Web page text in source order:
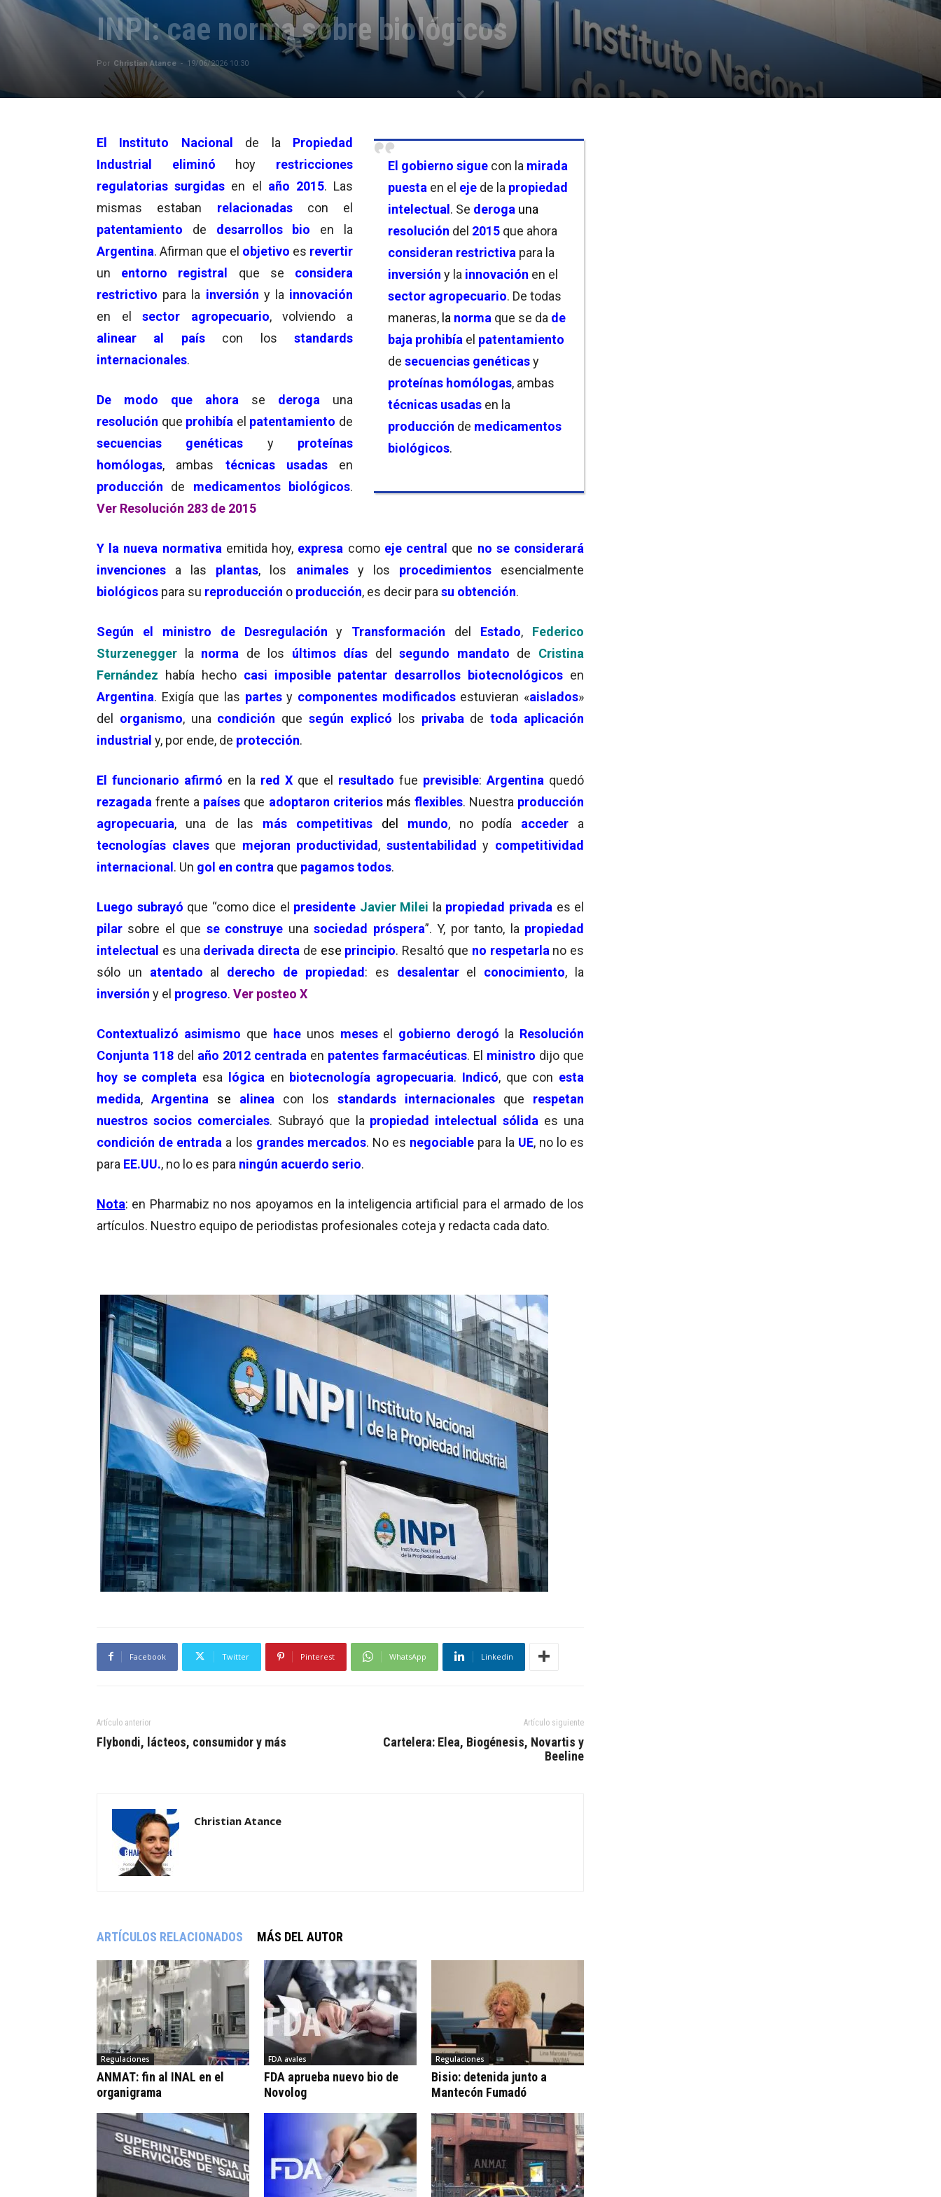
INPI: cae norma sobre biológicos
Por Christian Atance - 19/06/2026 10:30
El gobierno sigue con la mirada
puesta en el eje de la propiedad
intelectual. Se deroga una
resolución del 2015 que ahora
consideran restrictiva para la
inversión y la innovación en el
sector agropecuario. De todas
maneras, la norma que se da de
baja prohibía el patentamiento
de secuencias genéticasy
proteínas homólogas, ambas
técnicas usadas en la
producción de medicamentos
biológicos.
El Instituto Nacional de la Propiedad
Industrial eliminó hoy restricciones
regulatorias surgidas en el año 2015. Las
mismas estaban relacionadas
con el
patentamiento
de desarrollos bio en la
Argentina. Afirman que el objetivo es revertir
un entorno registral que se considera
restrictivo para la inversión y la innovación
en elsector agropecuario, volviendo a
alinear al paíscon losstandards
internacionales.
De modo que ahora se deroga una
resolución que prohibía el patentamiento de
secuencias genéticas y proteínas
homólogas, ambas técnicas usadasen
producción
de medicamentos biológicos.
Ver Resolución 283 de 2015
Y la nueva normativa emitida hoy, expresa como eje central que no se considerará
invenciones a las plantas, los animales y los procedimientos
esencialmente
biológicos para su reproducción o producción, es decir para su obtención.
Según el ministro de Desregulación y Transformación del Estado, Federico
Sturzenegger la norma de los últimos días delsegundo mandato de Cristina
Fernández había hecho casi imposible patentar desarrollos biotecnológicos en
Argentina. Exigía que las partes y componentes modificadosestuvieran «aislados»
del organismo, una condición quesegún explicó los privaba detoda aplicación
industrial y, por ende, de protección.
El funcionario afirmó en la red X que el resultado fue previsible: Argentina quedó
rezagada frente a países que adoptaron criterios más flexibles. Nuestra producción
agropecuaria, una de las más competitivas del mundo, no podía acceder
a
tecnologías claves que mejoran productividad, sustentabilidad y competitividad
internacional. Un gol en contra que pagamos todos.
Luego subrayó que “como dice el presidente Javier Milei la propiedad privada es el
pilar sobre el que se construye unasociedad próspera”. Y, por tanto, la propiedad
intelectual es una derivada directa de ese principio. Resaltó que no respetarla no es
sólo un atentado al derecho de propiedad: es desalentar el conocimiento, la
inversión y el progreso. Ver posteo X
Contextualizó asimismo que hace unos mesesel gobierno derogó la Resolución
Conjunta 118 del año 2012 centrada en patentes farmacéuticas. El ministro dijo que
hoy se completa esa lógica en biotecnología agropecuaria. Indicó, que con esta
medida, Argentina se alinea con los standards internacionales que respetan
nuestros socios comerciales. Subrayó que la propiedad intelectual sólida es una
condición de entrada a los grandes mercados. No es negociable para la UE, no lo es
para EE.UU., no lo es para ningún acuerdo serio.
Nota: en Pharmabiz no nos apoyamos en la inteligencia artificial para el armado de los
artículos. Nuestro equipo de periodistas profesionales coteja y redacta cada dato.
Facebook Twitter Pinterest WhatsApp Linkedin
Artículo anterior
Flybondi, lácteos, consumidor y más
Artículo siguiente
Cartelera: Elea, Biogénesis, Novartis y
Beeline
Christian Atance
ARTÍCULOS RELACIONADOS MÁS DEL AUTOR
Regulaciones
ANMAT: fin al INAL en el
organigrama
FDA avales
FDA aprueba nuevo bio de
Novolog
Regulaciones
Bisio: detenida junto a
Mantecón Fumadó